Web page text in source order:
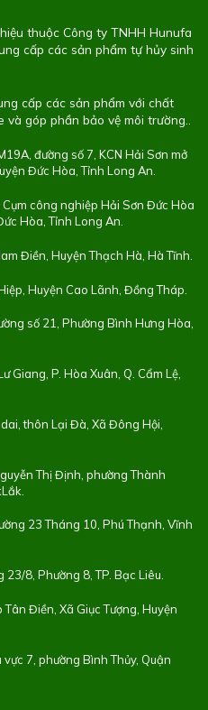
thuộc Công ty TNHH Hunufa
cấp các sản phẩm tự hủy sinh
cấp các sản phẩm với chất
góp phần bảo vệ môi trường..
đường số 7, KCN Hải Sơn mở
Đức Hòa, Tỉnh Long An.
công nghiệp Hải Sơn Đức Hòa
Hòa, Tỉnh Long An.
Điền, Huyện Thạch Hà, Hà Tĩnh.
Huyện Cao Lãnh, Đồng Tháp.
số 21, Phường Bình Hưng Hòa,
Giang, P. Hòa Xuân, Q. Cẩm Lệ,
thôn Lại Đà, Xã Đông Hội,
Thị Định, phường Thành
23 Tháng 10, Phú Thạnh, Vĩnh
23/8, Phường 8, TP. Bạc Liêu.
Tân Điền, Xã Giục Tượng, Huyện
vực 7, phường Bình Thủy, Quận